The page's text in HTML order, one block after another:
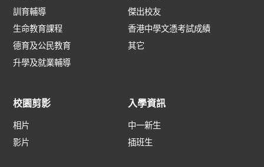
訓育輔導
生命教育課程
德育及公民教育
升學及就業輔導
傑出校友
香港中學文憑考試成績
其它
校園剪影
相片
影片
入學資訊
中一新生
插班生